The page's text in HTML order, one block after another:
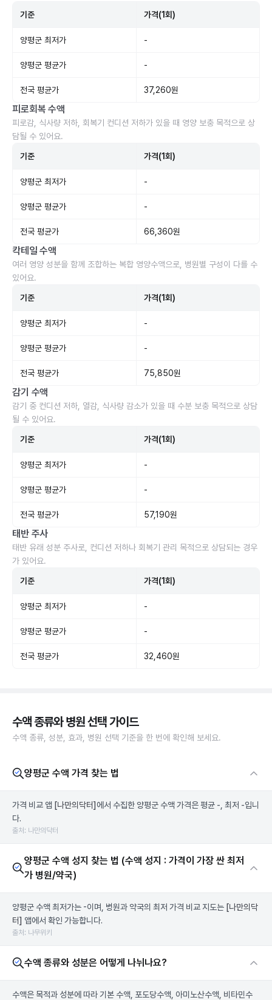
기준 가격(1회)
양평군 최저가 -
양평군 평균가 -
전국 평균가 37,260원
피로회복 수액
피로감, 식사량 저하, 회복기 컨디션 저하가 있을 때 영양 보충 목적으로 상
담될 수 있어요.
기준 가격(1회)
양평군 최저가 -
양평군 평균가 -
전국 평균가 66,360원
칵테일 수액
여러 영양 성분을 함께 조합하는 복합 영양수액으로, 병원별 구성이 다를 수
있어요.
기준 가격(1회)
양평군 최저가 -
양평군 평균가 -
전국 평균가 75,850원
감기 수액
감기 중 컨디션 저하, 열감, 식사량 감소가 있을 때 수분 보충 목적으로 상담
될 수 있어요.
기준 가격(1회)
양평군 최저가 -
양평군 평균가 -
전국 평균가 57,190원
태반 주사
태반 유래 성분 주사로, 컨디션 저하나 회복기 관리 목적으로 상담되는 경우
가 있어요.
기준 가격(1회)
양평군 최저가 -
양평군 평균가 -
전국 평균가 32,460원
수액 종류와 병원 선택 가이드
수액 종류, 성분, 효과, 병원 선택 기준을 한 번에 확인해 보세요.
양평군 수액 가격 찾는 법
가격 비교 앱 [나만의닥터] 에서 수집한 양평군 수액 가격은 평균 -, 최저 -입니
다.
출처: 나만의닥터
양평군 수액 성지 찾는 법 (수액 성지 : 가격이 가장 싼 최저
가 병원/약국)
양평군 수액 최저가는 -이며, 병원과 약국의 최저 가격 비교 지도는 [나만의닥
터] 앱에서 확인 가능합니다.
출처: 나무위키
수액 종류와 성분은 어떻게 나뉘나요?
수액은 목적과 성분에 따라 기본 수액, 포도당수액, 아미노산수액, 비타민수